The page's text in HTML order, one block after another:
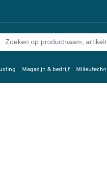
Magazijn & bedrijf